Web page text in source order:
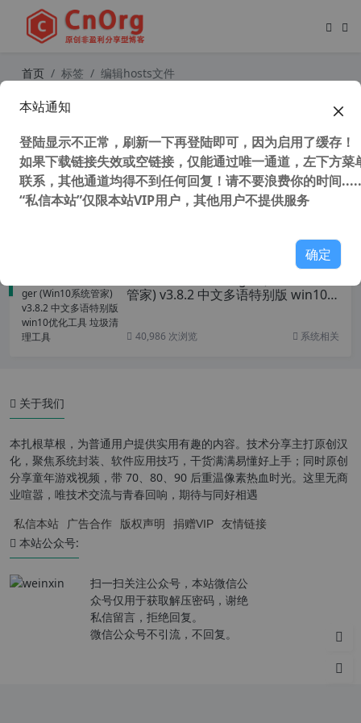
首页 标签 编辑hosts文件
件联网禁止工具
管家) v3.8.2 中文多语特别版 win10
40,986 次浏览 系统相关
关于我们
本扎根草根，为普通用户提供实用有趣的内容。技术分享主打原创汉
化，聚焦系统封装、软件应用技巧，干货满满易懂好上手；同时原创
分享童年游戏视频，带 70、80、90 后重温像素热血时光。这里无商
业喧嚣，唯技术交流与青春回响，期待与同好相遇
私信本站 广告合作 版权声明 捐赠VIP 友情链接
本站公众号:
扫一扫关注公众号，本站微信公
众号仅用于获取解压密码，谢绝
私信留言，拒绝回复。
微信公众号不引流，不回复。
本站通知
登陆显示不正常，刷新一下再登陆即可，因为启用了缓存！
如果下载链接失效或空链接，仅能通过唯一通道，左下方菜
联系，其他通道均得不到任何回复！请不要浪费你的时间
“私信本站”仅限本站VIP用户，其他用户不提供服务
确定